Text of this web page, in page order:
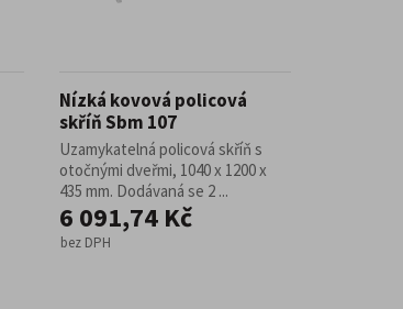
Nízká kovová policová
skříň Sbm 107
Uzamykatelná policová skříň s
otočnými dveřmi, 1040 x 1200 x
435 mm. Dodávaná se 2 ...
6 091,74 Kč
bez DPH